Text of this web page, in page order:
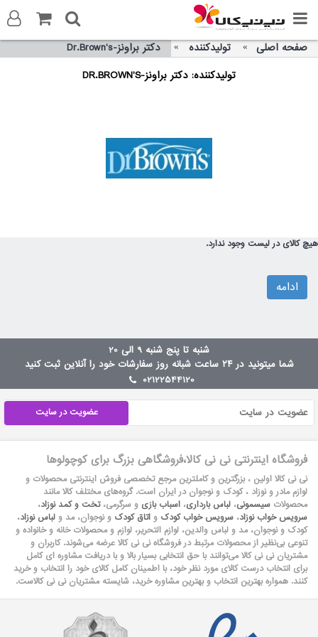
صفحه اصلی تولیدکننده
دکتر براونز-Dr.Brown's
تولیدکننده: دکتر براونز-DR.BROWN'S
هیچ کالای در لیست وجود ندارد.
ادامه
شنبه تا پنج شنبه 9 الی 20
شما میتونید در ۲۴ ساعت شبانه روز سفارشات خود را آنلاین ثبت کنید
02122544120
عضویت در سایت
فروشگاه اینترنتی نی نی کالا،فروشگاهی بزرگ برای کوچولوها
نی نی کالا اولین ، بزرگترین و کاملترین مرجع تخصصی فروش اینترنتی محصولات و
لوازم مادر و نوزاد ، کودک و نوجوان در ایران است. گروه‏‏‌های مختلف کالا مانند
محصولات سیسمونی، لباس بارداری، اسباب بازی و سرگرمی،تخت و کمد نوزاد،
سرویس خواب نوزاد، سرویس خواب کودک و اتاق کودک و نوجوان، مد و لباس نوزاد،
کودک و نوجوان، مد و لباس والدین، لوازم التحریر، لوازم و محصولات خانه و خانواده و
تنوعی بی‌نظیر از محصولات مرتبط در فروشگاه نی نی کالا عرضه می‏‏‏‌شوند. کاربران و
مشتریان نی نی‌ کالا می‏‏‌توانند با حق انتخابی بسیار بالا و با دریافت مشاوره ای کامل
برای انتخاب درست کالای مورد نظر خود، با اطمینان کامل کالای خود را انتخاب و خرید
کنند. همواره بهترین انتخاب و بهترین مشاوره خرید، شایسته مشتریان نی نی کالاست.